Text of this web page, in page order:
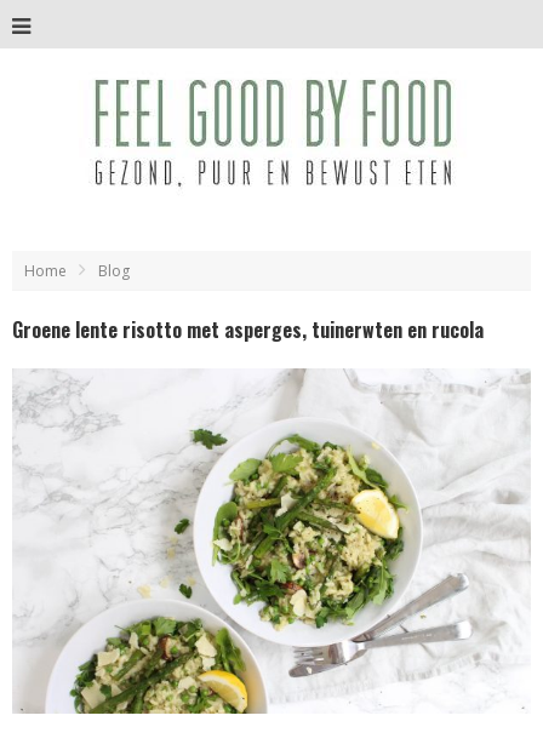
Home Blog
Groene lente risotto met asperges, tuinerwten en rucola